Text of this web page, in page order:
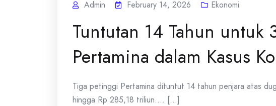
Admin February 14, 2026 Ekonomi
Tuntutan 14 Tahun untuk
Pertamina dalam Kasus
Tiga petinggi Pertamina dituntut 14 tahun penjara atas
hingga Rp 285,18 triliun.... [...]